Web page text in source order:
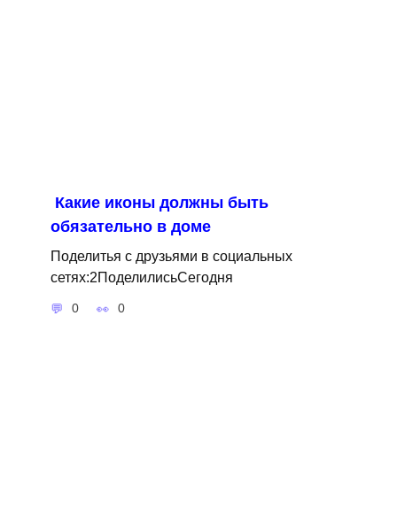
Какие иконы должны быть
обязательно в доме
Поделитья с друзьями в социальных
сетях:2ПоделилисьСегодня
0 0